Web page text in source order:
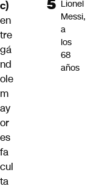
c)
en
tre
gá
nd
ole
m
ay
or
es
fa
cul
ta
Lionel
Messi,
a
los
68
años